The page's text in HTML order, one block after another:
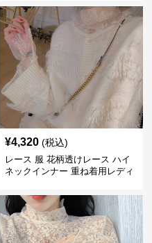
¥4,320 (税込)
レース 服 花柄透けレース ハイ
ネックインナー 重ね着用レディ